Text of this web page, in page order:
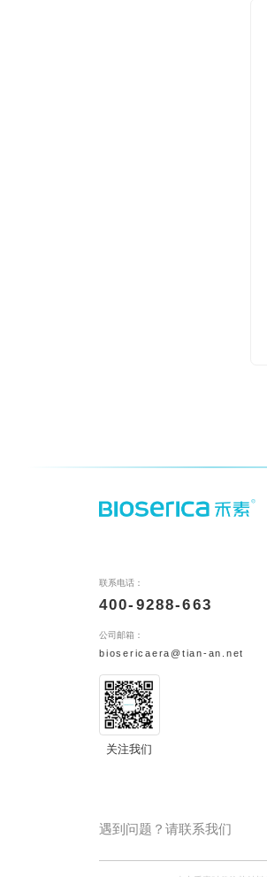
联系电话：
400-9288-663
公司邮箱：
biosericaera@tian-an.net
关注我们
遇到问题？请联系我们